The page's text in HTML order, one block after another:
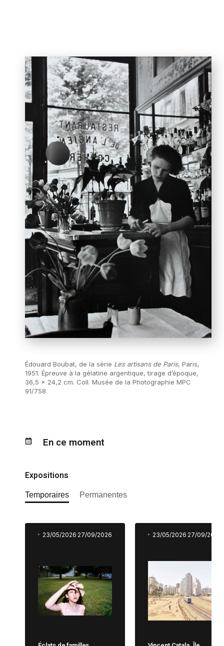
Édouard Boubat, de la série Les artisans de Paris, Paris,
1951. Épreuve à la gélatine argentique, tirage d’époque,
36,5 x 24,2 cm. Coll. Musée de la Photographie MPC
91/758
En ce moment
Expositions
Temporaires Permanentes
23/05/2026 27/09/2026 23/05/2026 27/09/2026